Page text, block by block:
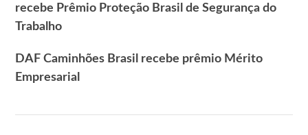
recebe Prêmio Proteção Brasil de Segurança do
Trabalho
DAF Caminhões Brasil recebe prêmio Mérito
Empresarial